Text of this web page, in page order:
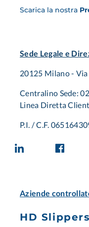
Scarica la nostra
Sede Legale e
20125 Milano -
Centralino Sede:
Linea Diretta
P.I. / C.F.
Aziende
HD Slippers